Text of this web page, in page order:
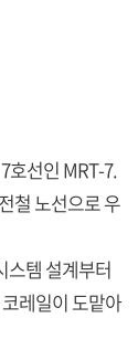
호선인 MRT-7.
철 노선으로 우
스템 설계부터
레일이 도맡아